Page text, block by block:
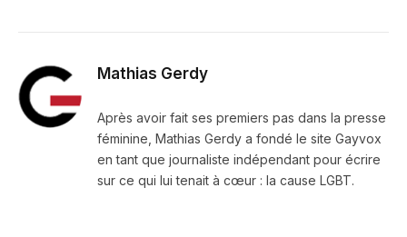
Mathias Gerdy
Après avoir fait ses premiers pas dans la presse
féminine, Mathias Gerdy a fondé le site Gayvox
en tant que journaliste indépendant pour écrire
sur ce qui lui tenait à cœur : la cause LGBT.